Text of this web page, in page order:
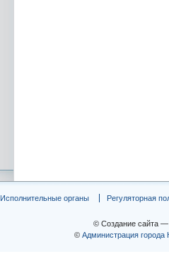
Исполнительные органы Регуляторная
© Создание сайта
© Администрация города